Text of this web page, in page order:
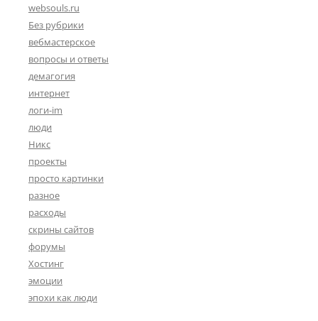
websouls.ru
Без рубрики
вебмастерское
вопросы и ответы
демагогия
интернет
логи-im
люди
Никс
проекты
просто картинки
разное
расходы
скрины сайтов
форумы
Хостинг
эмоции
эпохи как люди